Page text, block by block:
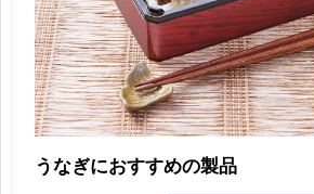
うなぎにおすすめの製品